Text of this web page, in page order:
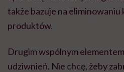
także bazuje na eliminowaniu
produktów.
Drugim wspólnym
udziwnień. Nie chcę, żeby